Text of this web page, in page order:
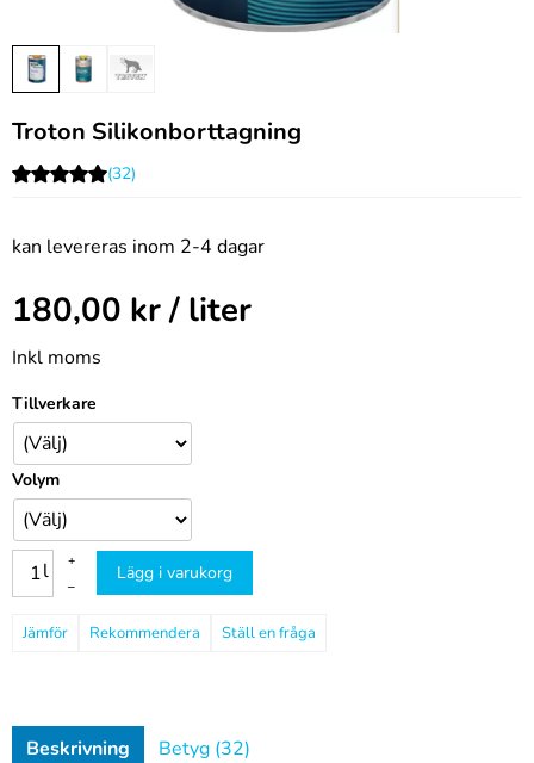
Troton Silikonborttagning
(32)
kan levereras inom 2-4 dagar
180,00 kr/ liter
Inkl moms
Tillverkare
Volym
l
+
–
Lägg i varukorg
Jämför Rekommendera Ställ en fråga
Beskrivning Betyg (32)